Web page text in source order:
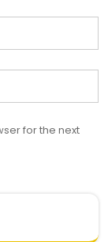
for the next